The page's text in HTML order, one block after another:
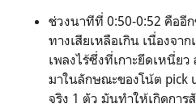
ช่วงนาทีที่ 0:50-0:52 คืออี
ทางเสียเหลือเกิน เนื่องจา
เพลงไร้ซึ่งที่เกาะยึดเหนี่ยว
มาในลักษณะของโน้ต pick
จริง 1 ตัว มันทำให้เกิดการ